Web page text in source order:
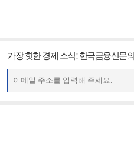
가장 핫한 경제 소식! 한국금융신문의